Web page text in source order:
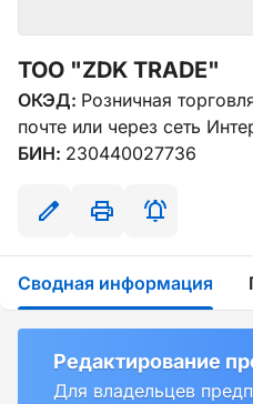
ТОО "ZDK TRADE"
ОКЭД: Розничная
почте или через сеть
БИН: 230440027736
Сводная информация
Редактирование
Для владельцев